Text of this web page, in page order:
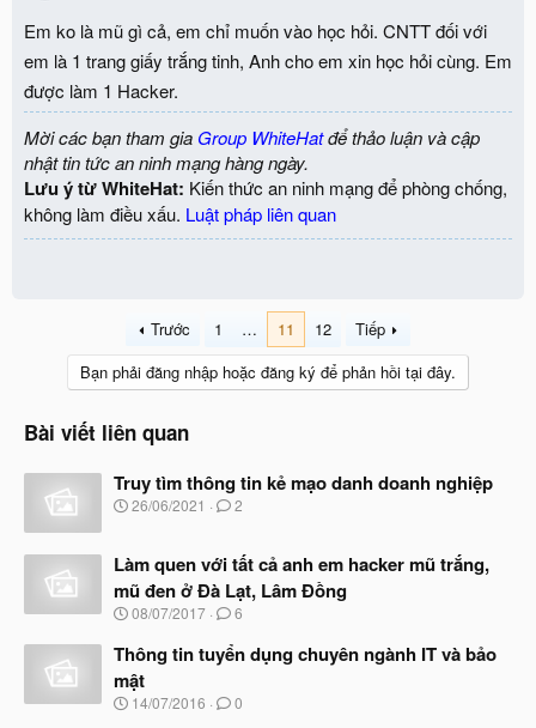
Em ko là mũ gì cả, em chỉ muốn vào học hỏi. CNTT đối với
em là 1 trang giấy trắng tinh, Anh cho em xin học hỏi cùng. Em
được làm 1 Hacker.
Mời các bạn tham gia Group WhiteHatđể thảo luận và cập
nhật tin tức an ninh mạng hàng ngày.
Lưu ý từ WhiteHat: Kiến thức an ninh mạng để phòng chống,
không làm điều xấu. Luật pháp liên quan
Trước 1 … 11 12
Tiếp
Bạn phải đăng nhập hoặc đăng ký để phản hồi tại đây.
Bài viết liên quan
Truy tìm thông tin kẻ mạo danh doanh nghiệp
N
y
b
ắ
t
ầ
u
26/06/2021 2
Làm quen với tất cả anh em hacker mũ trắng,
mũ đen ở Đà Lạt, Lâm Đồng
N
à
b
ắ
08/07/2017 6
Thông tin tuyển dụng chuyên ngành IT và bảo
mật
N
14/07/2016 0